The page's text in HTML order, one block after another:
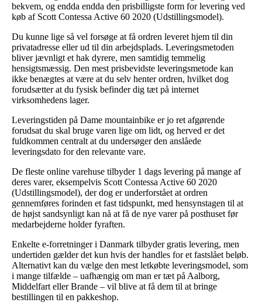
bekvem, og endda endda den prisbilligste form for levering ved
køb af Scott Contessa Active 60 2020 (Udstillingsmodel).
Du kunne lige så vel forsøge at få ordren leveret hjem til din
privatadresse eller ud til din arbejdsplads. Leveringsmetoden
bliver jævnligt et hak dyrere, men samtidig temmelig
hensigtsmæssig. Den mest prisbevidste leveringsmetode kan
ikke benægtes at være at du selv henter ordren, hvilket dog
forudsætter at du fysisk befinder dig tæt på internet
virksomhedens lager.
Leveringstiden på Dame mountainbike er jo ret afgørende
forudsat du skal bruge varen lige om lidt, og herved er det
fuldkommen centralt at du undersøger den anslåede
leveringsdato for den relevante vare.
De fleste online varehuse tilbyder 1 dags levering på mange af
deres varer, eksempelvis Scott Contessa Active 60 2020
(Udstillingsmodel), der dog er underforstået at ordren
gennemføres forinden et fast tidspunkt, med hensynstagen til at
de højst sandsynligt kan nå at få de nye varer på posthuset før
medarbejderne holder fyraften.
Enkelte e-forretninger i Danmark tilbyder gratis levering, men
undertiden gælder det kun hvis der handles for et fastslået beløb.
Alternativt kan du vælge den mest letkøbte leveringsmodel, som
i mange tilfælde – uafhængig om man er tæt på Aalborg,
Middelfart eller Brande – vil blive at få dem til at bringe
bestillingen til en pakkeshop.